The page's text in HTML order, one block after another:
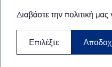
Διαβάστε την πολιτική
Επιλέξτε